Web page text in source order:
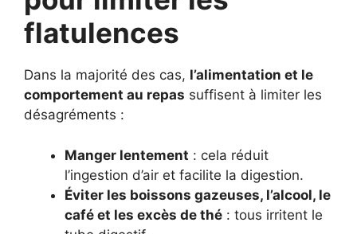
flatulences
Dans la majorité des cas, l’alimentation et le
comportement au repas suffisent à limiter les
désagréments :
Manger lentement : cela réduit
l’ingestion d’air et facilite la digestion.
Éviter les boissons gazeuses, l’alcool, le
café et les excès de thé : tous irritent le